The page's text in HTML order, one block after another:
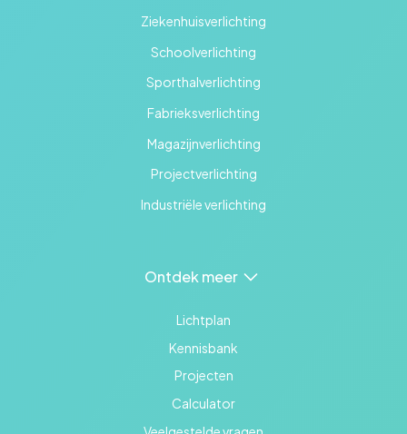
Ziekenhuisverlichting
Schoolverlichting
Sporthalverlichting
Fabrieksverlichting
Magazijnverlichting
Projectverlichting
Industriële verlichting
Ontdek meer
Lichtplan
Kennisbank
Projecten
Calculator